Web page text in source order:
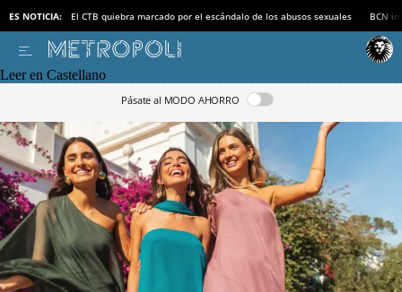
ES NOTICIA: El CTB quiebra marcado por el escándalo de los abusos sexuales BCN
Leer en Castellano
Pásate al MODO AHORRO